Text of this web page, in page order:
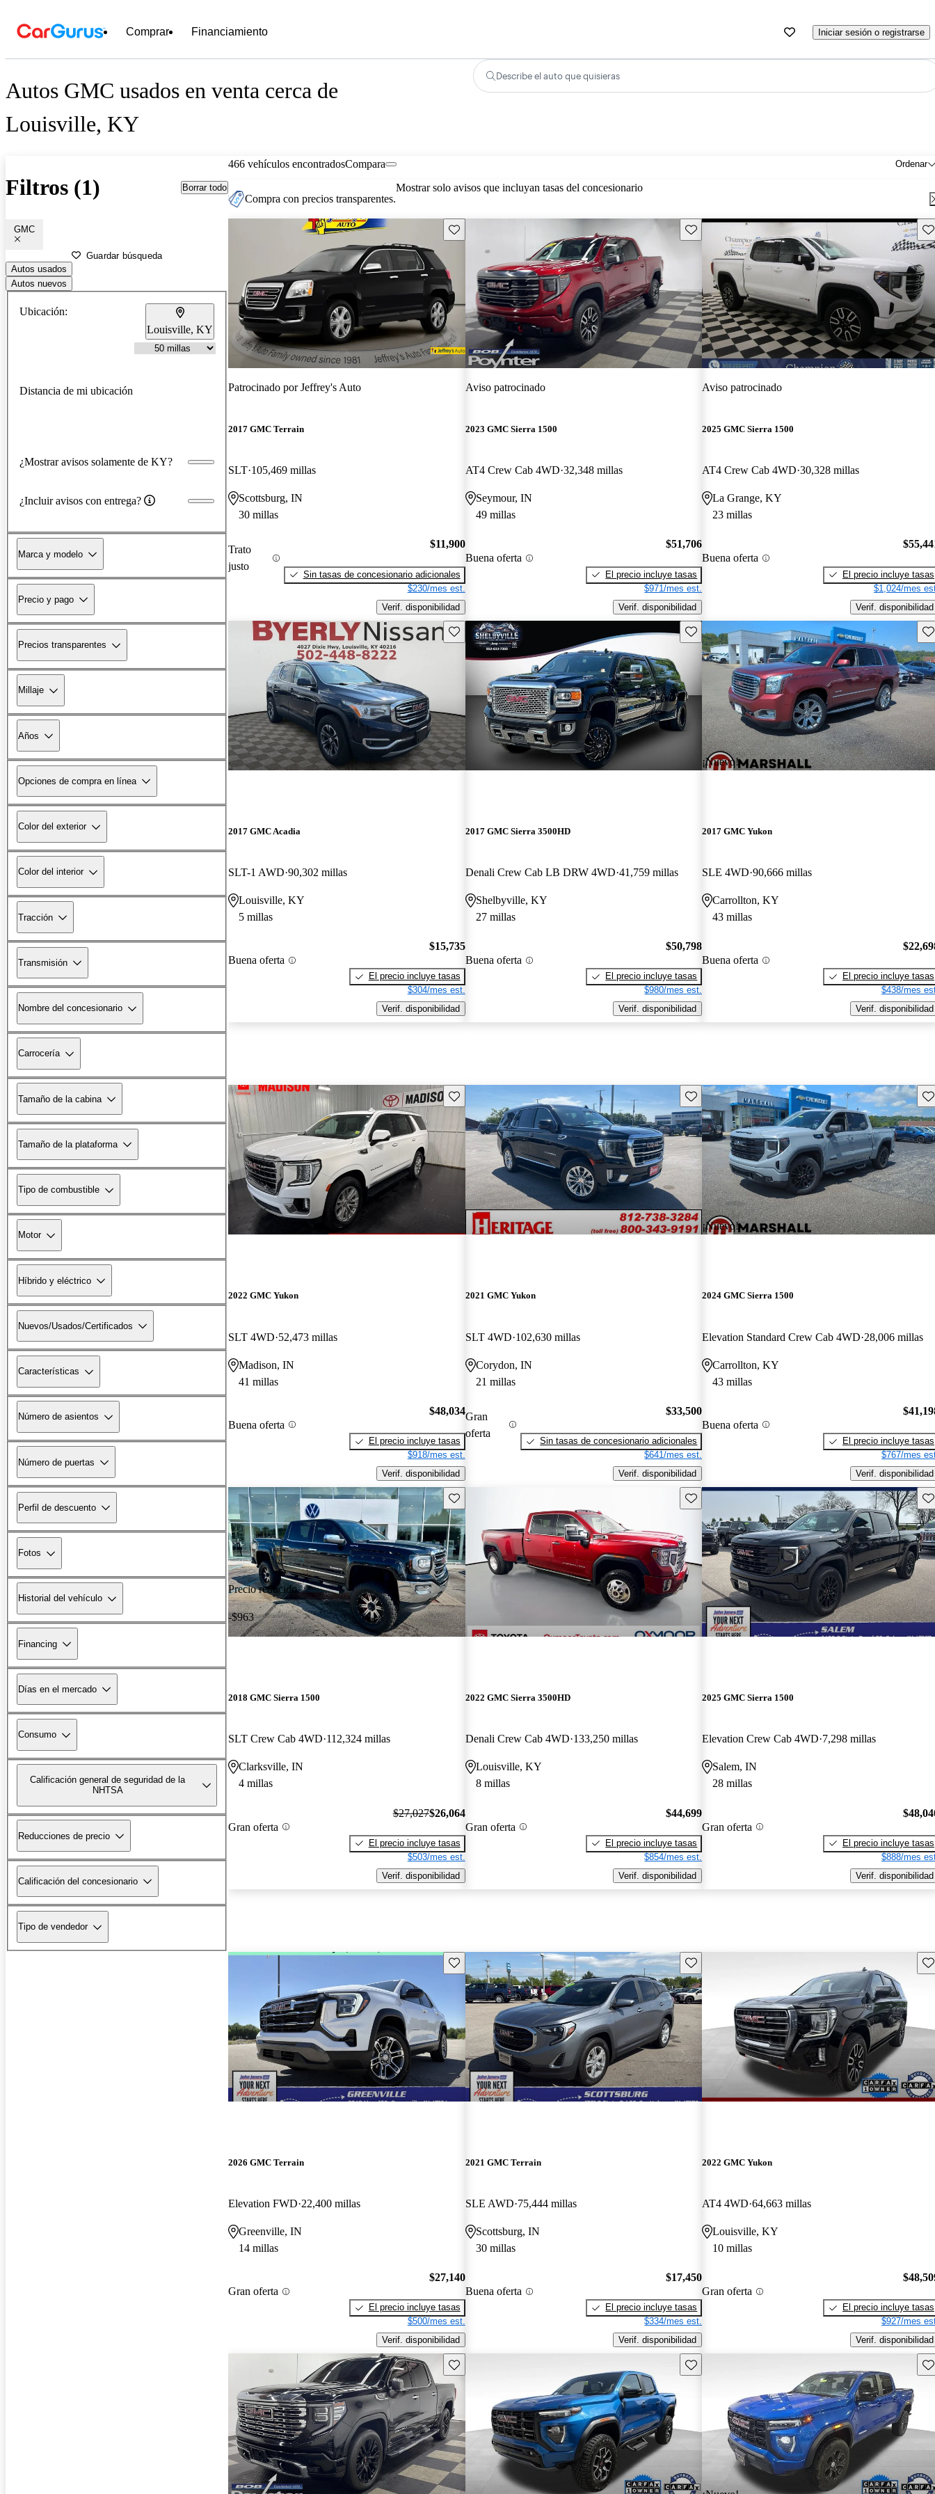
Comprar Financiamiento Iniciar sesión o registrarse
Autos GMC usados en venta cerca de
Louisville, KY
Describe el auto que quisieras
Filtros (1) Borrar todo
GMC
Guardar búsqueda
Autos usados
Autos nuevos
Ubicación:
Louisville, KY
Distancia de mi ubicación
¿Mostrar avisos solamente de KY?
¿Incluir avisos con entrega?
Marca y modelo
Precio y pago
Precios transparentes
Millaje
Años
Opciones de compra en línea
Color del exterior
Color del interior
Tracción
Transmisión
Nombre del concesionario
Carrocería
Tamaño de la cabina
Tamaño de la plataforma
Tipo de combustible
Motor
Híbrido y eléctrico
Nuevos/Usados/Certificados
Características
Número de asientos
Número de puertas
Perfil de descuento
Fotos
Historial del vehículo
Financing
Días en el mercado
Consumo
Calificación general de seguridad de la
NHTSA
Reducciones de precio
Calificación del concesionario
Tipo de vendedor
466 vehículos encontrados Ordenar
Compara
Compra con precios transparentes.
Mostrar solo avisos que incluyan tasas del concesionario
Guarda este Aviso
Patrocinado porJeffrey's Auto
2017 GMC Terrain
SLT 105,469 millas
Scottsburg, IN
30 millas
Trato
justo
$11,900
Sin tasas de concesionario adicionales
$230/mes est.
Verif. disponibilidad
Guarda este Aviso
Aviso patrocinado
2023 GMC Sierra 1500
AT4 Crew Cab 4WD 32,348 millas
Seymour, IN
49 millas
Buena oferta
$51,706
El precio incluye tasas
$971/mes est.
Verif. disponibilidad
Aviso patrocinado
2025 GMC Sierra 1500
AT4 Crew Cab 4WD 30,328 millas
La Grange, KY
23 millas
Buena oferta
El precio incluye tasas
$1,024/mes
Verif. disponibilidad
Guarda este Aviso
2017 GMC Acadia
SLT-1 AWD 90,302 millas
Louisville, KY
5 millas
Buena oferta
$15,735
El precio incluye tasas
$304/mes est.
Verif. disponibilidad
Guarda este Aviso
2017 GMC Sierra 3500HD
Denali Crew Cab LB DRW 4WD 41,759 millas
Shelbyville, KY
27 millas
Buena oferta
$50,798
El precio incluye tasas
$980/mes est.
Verif. disponibilidad
¡Nuevo!
2017 GMC Yukon
SLE 4WD 90,666 millas
Carrollton, KY
43 millas
Buena oferta
El precio incluye tasas
$438/mes
Verif. disponibilidad
Guarda este Aviso
2022 GMC Yukon
SLT 4WD 52,473 millas
Madison, IN
41 millas
Buena oferta
$48,034
El precio incluye tasas
$918/mes est.
Verif. disponibilidad
Guarda este Aviso
2021 GMC Yukon
SLT 4WD 102,630 millas
Corydon, IN
21 millas
Gran
oferta
$33,500
Sin tasas de concesionario adicionales
$641/mes est.
Verif. disponibilidad
¡Nuevo!
2024 GMC Sierra 1500
Elevation Standard Crew Cab 4WD 28,006 millas
Carrollton, KY
43 millas
Buena oferta
El precio incluye tasas
$767/mes
Verif. disponibilidad
Precio reducido
-$963
Guarda este Aviso
2018 GMC Sierra 1500
SLT Crew Cab 4WD 112,324 millas
Clarksville, IN
4 millas
Gran oferta
$27,027$26,064
El precio incluye tasas
$503/mes est.
Verif. disponibilidad
Guarda este Aviso
2022 GMC Sierra 3500HD
Denali Crew Cab 4WD 133,250 millas
Louisville, KY
8 millas
Gran oferta
$44,699
El precio incluye tasas
$854/mes est.
Verif. disponibilidad
2025 GMC Sierra 1500
Elevation Crew Cab 4WD 7,298 millas
Salem, IN
28 millas
Gran oferta
El precio incluye tasas
$888/mes
Verif. disponibilidad
Guarda este Aviso
2026 GMC Terrain
Elevation FWD 22,400 millas
Greenville, IN
14 millas
Gran oferta
$27,140
El precio incluye tasas
$500/mes est.
Verif. disponibilidad
Guarda este Aviso
2021 GMC Terrain
SLE AWD 75,444 millas
Scottsburg, IN
30 millas
Buena oferta
$17,450
El precio incluye tasas
$334/mes est.
Verif. disponibilidad
2022 GMC Yukon
AT4 4WD 64,663 millas
Louisville, KY
10 millas
Gran oferta
El precio incluye tasas
$927/mes
Verif. disponibilidad
Guarda este Aviso Guarda este Aviso